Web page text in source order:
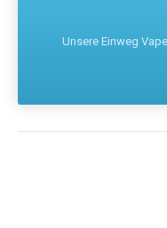
Unsere Einweg